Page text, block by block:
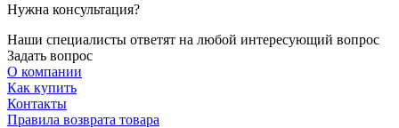
Нужна консультация?
Наши специалисты ответят на любой интересующий вопрос
Задать вопрос
О компании
Как купить
Контакты
Правила возврата товара